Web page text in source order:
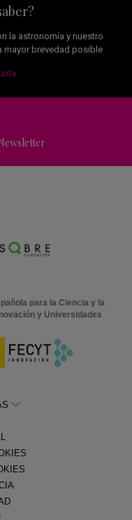
la astronomía y nuestro
mayor brevedad posible
para la Ciencia y la
y Universidades